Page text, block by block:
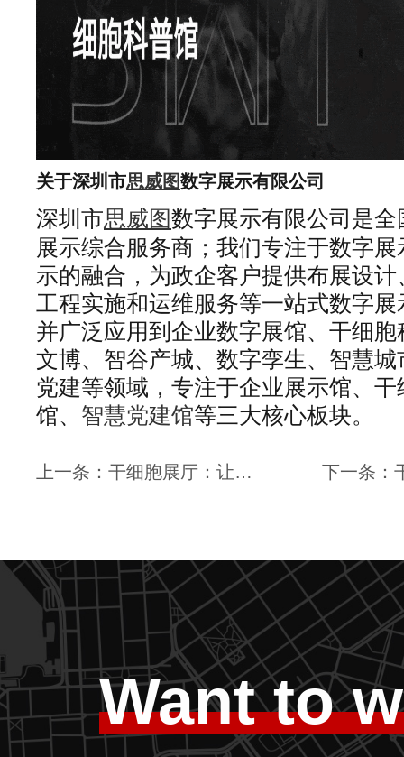
关于深圳市思威图数字展示有限公司
深圳市思威图数字展示有限公司是
展示综合服务商；我们专注于数字
示的融合，为政企客户提供布展设
工程实施和运维服务等一站式数字展
并广泛应用到企业数字展馆、干细
文博、智谷产城、数字孪生、智慧
党建等领域，专注于企业展示馆、
馆、 智慧党建馆等三大核心板块。
上一条：干细胞展厅：让参观者深入了解干细胞的神奇世界｜思威图数字
Want to